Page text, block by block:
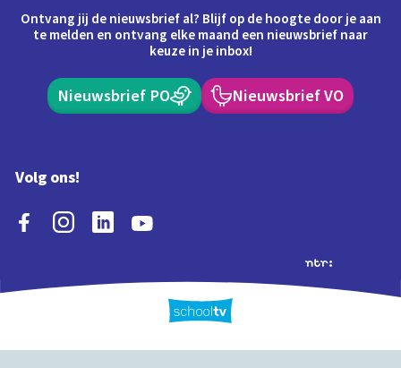
Ontvang jij de nieuwsbrief al? Blijf op de hoogte door je aan
te melden en ontvang elke maand een nieuwsbrief naar
keuze in je inbox!
Nieuwsbrief PO Nieuwsbrief VO
Volg ons!